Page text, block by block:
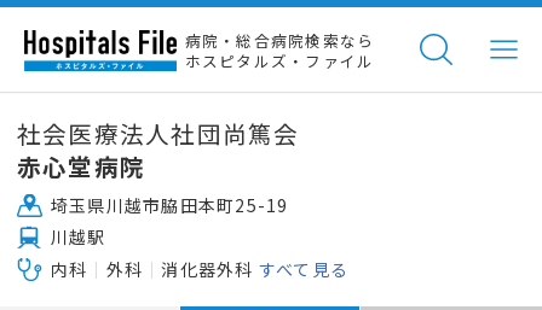
病院・総合病院検索なら
ホスピタルズ・ファイル
社会医療法人社団尚篤会
赤心堂病院
埼玉県川越市脇田本町25-19
川越駅
内科
外科 消化器外科 すべて見る